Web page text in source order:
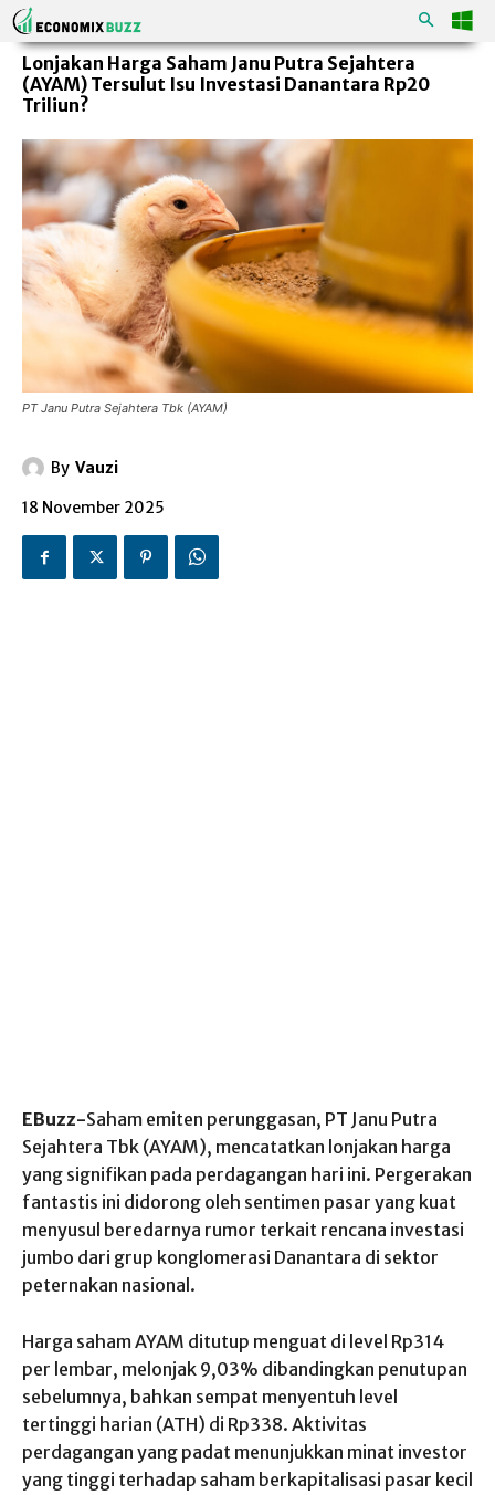
Lonjakan Harga Saham Janu Putra Sejahtera
(AYAM) Tersulut Isu Investasi Danantara Rp20
Triliun?
PT Janu Putra Sejahtera Tbk (AYAM)
By Vauzi
18 November 2025
EBuzz-Saham emiten perunggasan, PT Janu Putra
Sejahtera Tbk (AYAM), mencatatkan lonjakan harga
yang signifikan pada perdagangan hari ini. Pergerakan
fantastis ini didorong oleh sentimen pasar yang kuat
menyusul beredarnya rumor terkait rencana investasi
jumbo dari grup konglomerasi Danantara di sektor
peternakan nasional.
Harga saham AYAM ditutup menguat di level Rp314
per lembar, melonjak 9,03% dibandingkan penutupan
sebelumnya, bahkan sempat menyentuh level
tertinggi harian (ATH) di Rp338. Aktivitas
perdagangan yang padat menunjukkan minat investor
yang tinggi terhadap saham berkapitalisasi pasar kecil